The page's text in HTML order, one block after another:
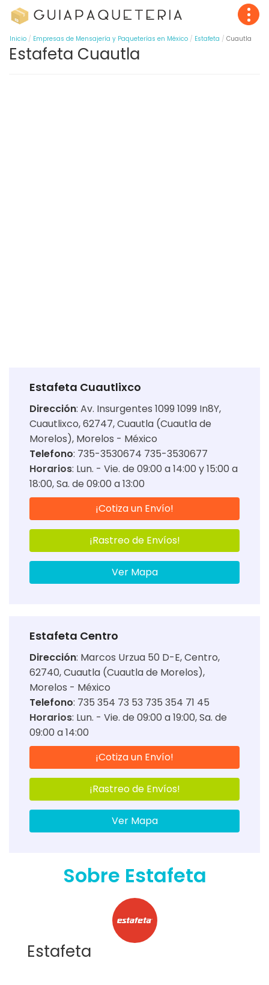
Inicio Empresas de Mensajería y Paqueterías en México Estafeta Cuautla
Estafeta Cuautla
Estafeta Cuautlixco
Dirección: Av. Insurgentes 1099 1099 In8Y,
Cuautlixco, 62747, Cuautla (Cuautla de
Morelos), Morelos - México
Telefono: 735-3530674 735-3530677
Horarios: Lun. - Vie. de 09:00 a 14:00 y 15:00 a
18:00 Sa. de 09:00 a 13:00
¡Cotiza un Envío!
¡Rastreo de Envíos!
Ver Mapa
Estafeta Centro
Dirección: Marcos Urzua 50 D-E, Centro,
62740, Cuautla (Cuautla de Morelos),
Morelos - México
Telefono: 735 354 73 53 735 354 71 45
Horarios: Lun. - Vie. de 09:00 a 19:00 Sa. de
09:00 a 14:00
¡Cotiza un Envío!
¡Rastreo de Envíos!
Ver Mapa
Sobre Estafeta
Estafeta